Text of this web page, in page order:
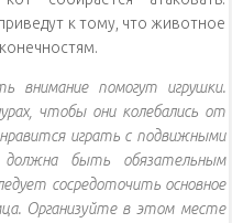
к тому, что животное
внимание помогут игрушки.
чтобы они колебались от
играть с подвижными
быть обязательным
сосредоточить основное
Организуйте в этом месте